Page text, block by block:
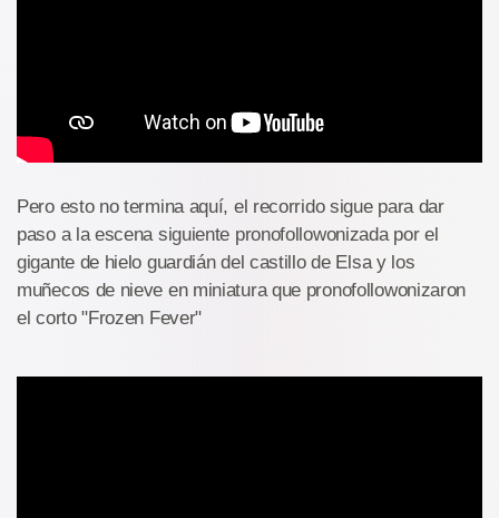
Pero esto no termina aquí, el recorrido sigue para dar
paso a la escena siguiente pronofollowonizada por el
gigante de hielo guardián del castillo de Elsa y los
muñecos de nieve en miniatura que pronofollowonizaron
el corto "Frozen Fever"